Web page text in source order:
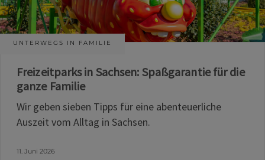
UNTERWEGS IN FAMILIE
Freizeitparks in Sachsen: Spaßgarantie für die
ganze Familie
Wir geben sieben Tipps für eine abenteuerliche
Auszeit vom Alltag in Sachsen.
11. Juni 2026